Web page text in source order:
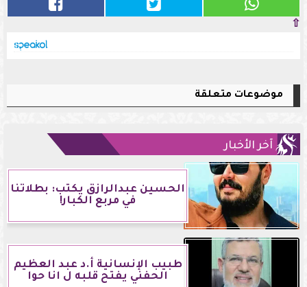
⇧
موضوعات متعلقة
آخر الأخبار
الحسين عبدالرازق يكتب: بطلاتنا
في مربع الكبار!
طبيب الإنسانية أ.د عبد العظيم
الحفني يفتح قلبه ل انا حوا